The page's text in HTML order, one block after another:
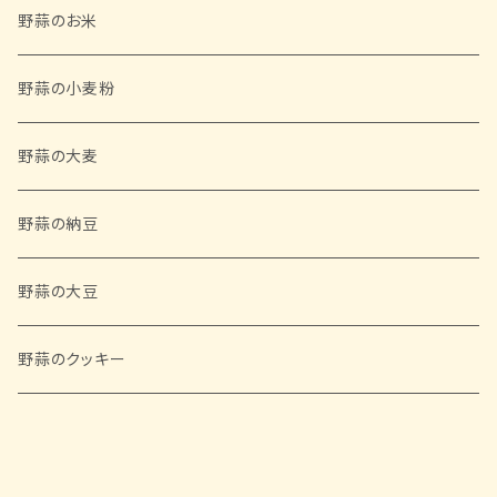
野蒜のお米
野蒜の小麦粉
野蒜の大麦
野蒜の納豆
野蒜の大豆
野蒜のクッキー